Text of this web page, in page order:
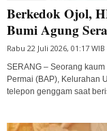
Berkedok Ojol,
Bumi Agung
Rabu 22 Juli 2026, 01:17 WIB
SERANG – Seorang
Permai (BAP), Kelurahan
telepon genggam saat